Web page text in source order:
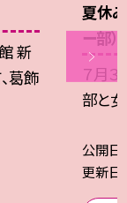
新
葛飾
夏休
ー部）
７月３
部と
公開日
更新日